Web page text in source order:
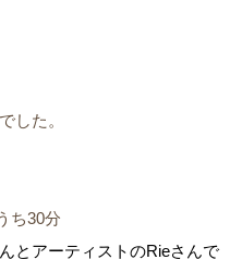
した。
ち30分
とアーティストのRieさんで